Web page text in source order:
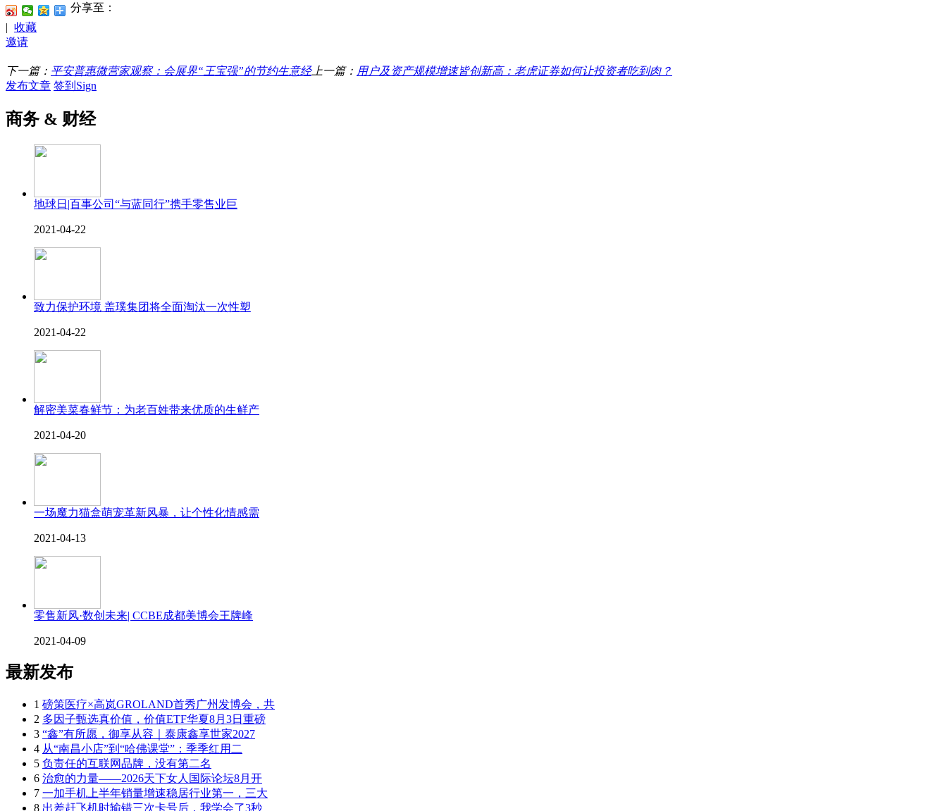
分享至：
| 收藏
邀请
下一篇： 平安普惠微营家观察：会展界“王宝强”的节约生意经上一篇： 用户及资产规模增速皆创新高：老虎证券如何让投资者吃到肉？
发布文章 签到Sign
商务 & 财经
地球日|百事公司“与蓝同行”携手零售业巨
2021-04-22
致力保护环境 盖璞集团将全面淘汰一次性塑
2021-04-22
解密美菜春鲜节：为老百姓带来优质的生鲜产
2021-04-20
一场魔力猫盒萌宠革新风暴，让个性化情感需
2021-04-13
零售新风·数创未来| CCBE成都美博会王牌峰
2021-04-09
最新发布
1 磅策医疗×高岚GROLAND首秀广州发博会，共
2 多因子甄选真价值，价值ETF华夏8月3日重磅
3 “鑫”有所愿，御享从容｜泰康鑫享世家2027
4 从“南昌小店”到“哈佛课堂”：季季红用二
5 负责任的互联网品牌，没有第二名
6 治愈的力量——2026天下女人国际论坛8月开
7 一加手机上半年销量增速稳居行业第一，三大
8 出差赶飞机时输错三次卡号后，我学会了3秒